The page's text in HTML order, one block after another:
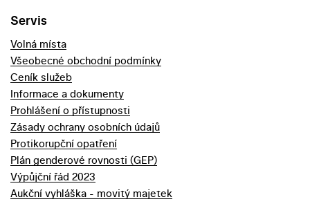
Servis
Volná místa
Všeobecné obchodní podmínky
Ceník služeb
Informace a dokumenty
Prohlášení o přístupnosti
Zásady ochrany osobních údajů
Protikorupční opatření
Plán genderové rovnosti (GEP)
Výpůjční řád 2023
Aukční vyhláška - movitý majetek